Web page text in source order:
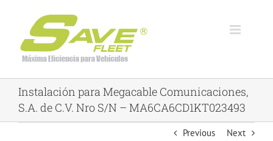
content
Instalación para Megacable Comunicaciones,
S.A. de C.V. Nro S/N – MA6CA6CD1KT023493
Previous Next